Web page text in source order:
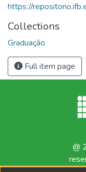
https://
Collections
Graduação
Full item page
@